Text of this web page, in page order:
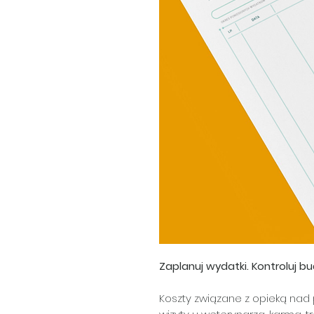
Zaplanuj wydatki. Kontroluj
Koszty związane z opieką